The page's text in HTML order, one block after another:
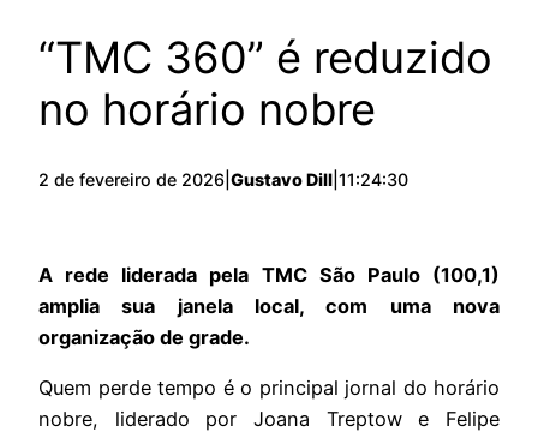
“TMC 360” é reduzido
no horário nobre
2 de fevereiro de 2026 Gustavo Dill 11:24:30
A rede liderada pela TMC São Paulo (100,1)
amplia sua janela local, com uma nova
organização de grade.
Quem perde tempo é o principal jornal do horário
nobre, liderado por Joana Treptow e Felipe